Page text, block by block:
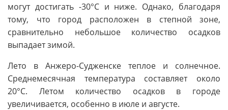
могут достигать -30°C и ниже. Однако, благодаря
тому, что город расположен в степной зоне,
сравнительно небольшое количество осадков
выпадает зимой.
Лето в Анжеро-Судженске теплое и солнечное.
Среднемесячная температура составляет около
20°C. Летом количество осадков в городе
увеличивается, особенно в июле и августе.